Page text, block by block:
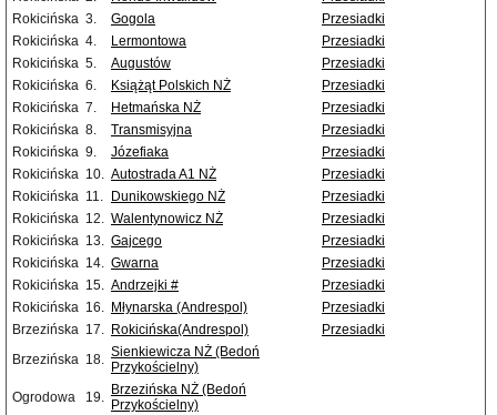
Rokicińska 3. Gogola
Przesiadki
Rokicińska 4. Lermontowa
Przesiadki
Rokicińska 5. Augustów
Przesiadki
Rokicińska 6. Książąt Polskich NŻ
Przesiadki
Rokicińska 7. Hetmańska NŻ
Przesiadki
Rokicińska 8. Transmisyjna
Przesiadki
Rokicińska 9. Józefiaka
Przesiadki
Rokicińska 10. Autostrada A1 NŻ
Przesiadki
Rokicińska 11. Dunikowskiego NŻ
Przesiadki
Rokicińska 12. Walentynowicz NŻ
Przesiadki
Rokicińska 13. Gajcego
Przesiadki
Rokicińska 14. Gwarna
Przesiadki
Rokicińska 15. Andrzejki #
Przesiadki
Rokicińska 16. Młynarska (Andrespol)
Przesiadki
Brzezińska 17. Rokicińska(Andrespol)
Przesiadki
Brzezińska 18. Sienkiewicza NŻ (Bedoń
Przykościelny)
Ogrodowa
19. Brzezińska NŻ (Bedoń
Przykościelny)